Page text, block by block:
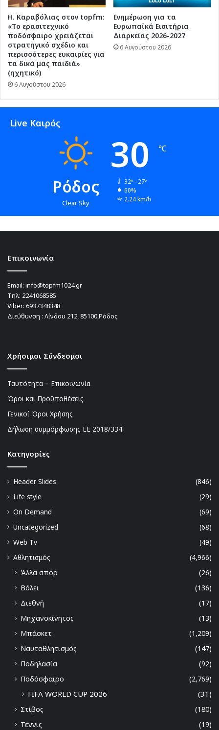
Η. Καραβόλιας στον topfm:
«Το ερασιτεχνικό
ποδόσφαιρο χρειάζεται
στρατηγικό σχέδιο και
περισσότερες ευκαιρίες για
τα δικά μας παιδιά»
(ηχητικό)
6 Αυγούστου 2026
Ενημέρωση για τα
Ευρωπαϊκά Εισιτήρια
Διαρκείας 2026-2027
6 Αυγούστου 2026
Live Καιρός
Ρόδος
Clear Sky
30 ℃
32º - 27º
60%
2.24 km/h
Επικοινωνία
Email: info@topfm1024.gr
Τηλ: 2241068585
Viber: 6937348348
Διεύθυνση : Λίνδου 212, 85100,Ρόδος
Χρήσιμοι Σύνδεσμοι
Ταυτότητα – Επικοινωνία
Όροι και Προϋποθέσεις
Γενικοί Όροι Χρήσης
Δήλωση συμμόρφωσης ΕΕ 2018/334
Kατηγορίες
Header Slides
(846)
Life style
(29)
On Demand
(69)
Uncategorized
(68)
Web Tv
(49)
Αθλητισμός
(4,966)
Άλλα σπορ
(26)
Βόλει
(136)
Διεθνή
(17)
Μηχανοκίνητος
(13)
Μπάσκετ
(1,209)
Ναυταθλητισμός
(147)
Ποδηλασία
(92)
Ποδόσφαιρο
(2,769)
FIFA WORLD CUP 2026 (31)
Στίβος
(180)
Τέννις
(19)